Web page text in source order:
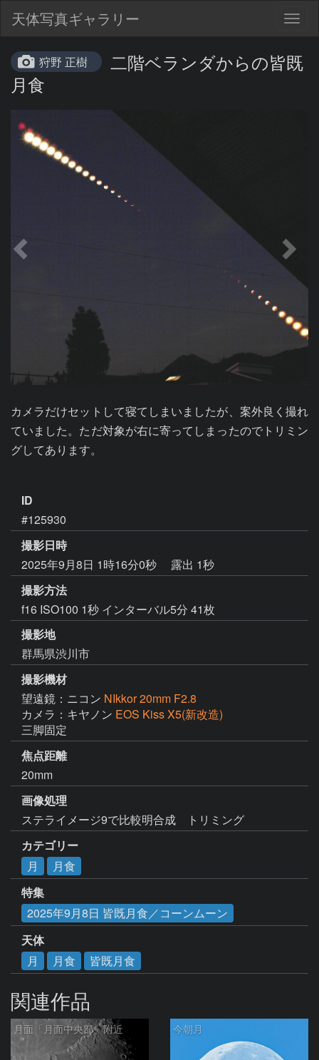
天体写真ギャラリー
狩野 正樹
二階ベランダからの皆既
月食
カメラだけセットして寝てしまいましたが、案外良く撮れ
ていました。ただ対象が右に寄ってしまったのでトリミン
グしてあります。
ID
#125930
撮影日時
2025年9月8日 1時16分0秒
露出 1秒
撮影方法
f16 ISO100 1秒 インターバル5分 41枚
撮影地
群馬県渋川市
撮影機材
望遠鏡：ニコン NIkkor 20mm F2.8
カメラ：キヤノン EOS Kiss X5(新改造)
三脚固定
焦点距離
20mm
画像処理
ステライメージ9で比較明合成　トリミング
カテゴリー
月
月食
特集
2025年9月8日 皆既月食／コーンムーン
天体
月
月食 皆既月食
関連作品
月面「月面中央部」附近 今朝月